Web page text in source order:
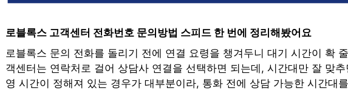
로블록스 고객센터 전화번호 문의방법 스피드 한 번에 정리해봤어요
로블록스 문의 전화를 돌리기 전에 연결 요령을 챙겨두니 대기 시간이 확
객센터는 연락처로 걸어 상담사 연결을 선택하면 되는데, 시간대만 잘 맞
영 시간이 정해져 있는 경우가 대부분이라, 통화 전에 상담 가능한 시간대